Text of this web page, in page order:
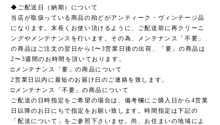
◆ご配送日（納期）について
当店が取扱っている商品の殆どがアンティーク・ヴィンテージ品
になります。末長くお使い頂けるように、ご配送前に再クリーニ
ングやメンテナンスを行います。その為、メンテナンス「不要」
の商品はご注文の翌日から1〜3営業日後の出荷、「要」の商品は
2〜3週間のお時間を頂いております。
□メンテナンス「要」の商品について
2営業日以内に最短のお届け日のご連絡を致します。
□メンテナンス「不要」の商品について
ご配送の日時指定をご希望の場合は、備考欄にご購入日から4営業
日以降のお日にちで指定をお願い致します。時間指定は下記の
「配送について」をご参照下さいませ。尚、お住まいの地域によ